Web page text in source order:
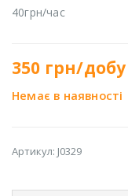
40грн/час
350 грн/добу
Немає в наявності
Артикул: J0329